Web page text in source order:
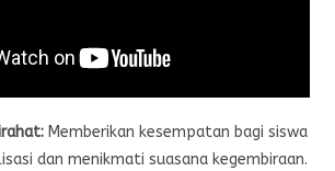
Memberikan kesempatan bagi siswa
dan menikmati suasana kegembiraan.